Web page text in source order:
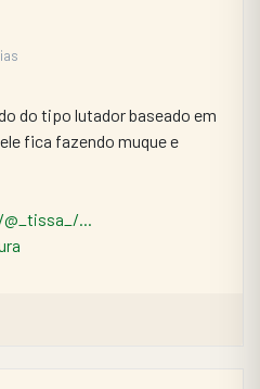
do tipo lutador baseado em
fica fazendo muque e
...